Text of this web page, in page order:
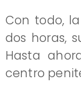
Con todo,
dos horas,
Hasta
centro